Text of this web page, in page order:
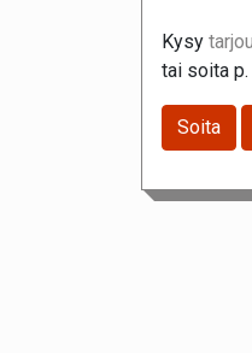
Kysy
tai soita
Soita